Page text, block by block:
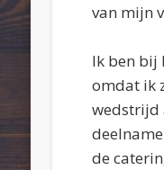
van mijn
Ik ben bij
omdat ik
wedstrijd
de